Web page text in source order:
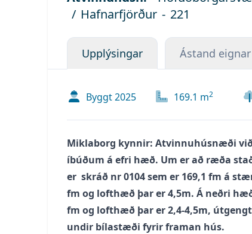
/ Hafnarfjörður - 221
Upplýsingar Ástand eignar
Byggt2025 169.1 m2
Miklaborg kynnir: Atvinnuhúsnæði
íbúðum á efri hæð. Um er að ræða
er  skráð nr 0104 sem er 169,1 fm á
fm og lofthæð þar er 4,5m. Á neðri
fm og lofthæð þar er 2,4-4,5m,
undir bílastæði fyrir framan hús.